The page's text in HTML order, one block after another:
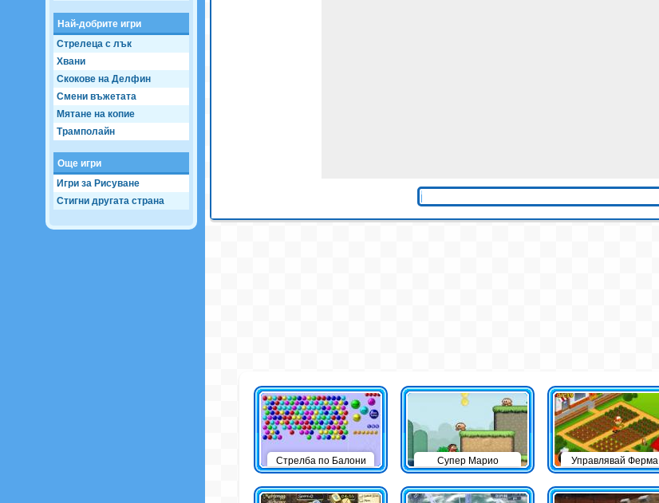
Най-добрите игри
Стрелеца с лък
Хвани
Скокове на Делфин
Смени въжетата
Мятане на копие
Трамполайн
Още игри
Игри за Рисуване
Стигни другата страна
Стрелба по Балони Супер Марио Управлявай Ферма